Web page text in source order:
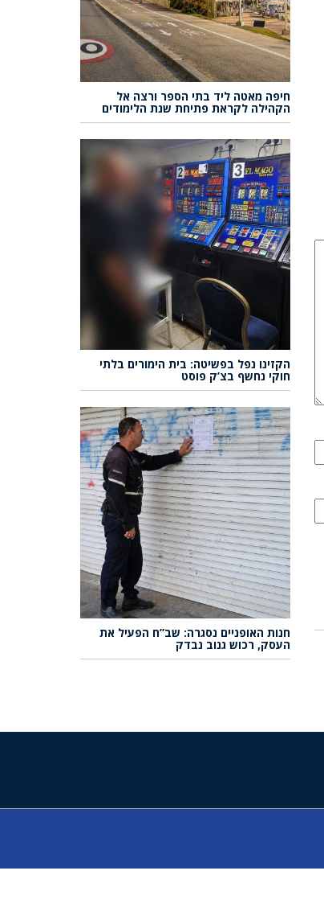
חיפה מאטה ליד בתי הספר ורצה אל
הקהילה לקראת פתיחת שנת הלימודים
הקזינו נפל בפשיטה: בית הימורים בלתי
חוקי נחשף בצ’ק פוסט
חנות האופניים נסגרה: שב”ח הפעיל את
העסק, רכוש גנוב נבדק